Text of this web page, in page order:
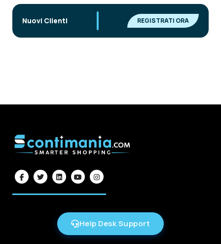
Nuovi Clienti REGISTRATI ORA
Help Desk Support